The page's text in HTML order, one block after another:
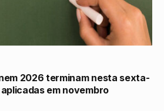
2026 terminam nesta sexta-
em novembro